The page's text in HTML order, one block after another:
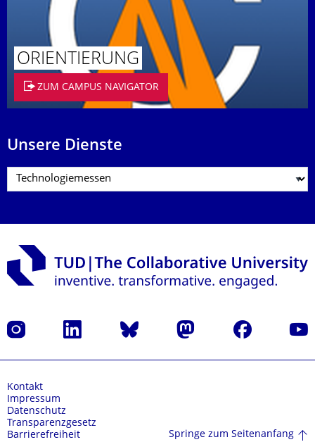
ORIENTIERUNG
ZUM CAMPUS NAVIGATOR
Unsere Dienste
Instagram LinkedIn Bluesky Mastodon Facebook
Kontakt
Impressum
Datenschutz
Transparenzgesetz
Barrierefreiheit
Springe zum Seitenanfang